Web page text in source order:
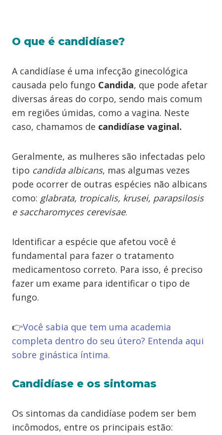
O que é candidíase?
A candidíase é uma infecção ginecológica
causada pelo fungo Candida, que pode afetar
diversas áreas do corpo, sendo mais comum
em regiões úmidas, como a vagina. Neste
caso, chamamos de candidíase vaginal.
Geralmente, as mulheres são infectadas pelo
tipo candida albicans, mas algumas vezes
pode ocorrer de outras espécies não albicans
como: glabrata, tropicalis, krusei, parapsilosis
e saccharomyces cerevisae.
Identificar a espécie que afetou você é
fundamental para fazer o tratamento
medicamentoso correto. Para isso, é preciso
fazer um exame para identificar o tipo de
fungo.
👉Você sabia que tem uma academia
completa dentro do seu útero? Entenda aqui
sobre ginástica íntima.
Candidíase e os sintomas
Os sintomas da candidíase podem ser bem
incômodos, entre os principais estão: